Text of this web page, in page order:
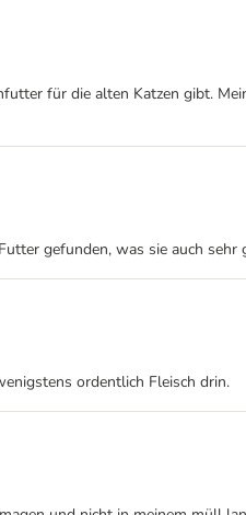
für die alten Katzen gibt.
gefunden, was sie auch
ordentlich Fleisch drin.